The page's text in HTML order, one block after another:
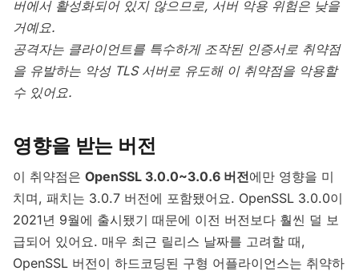
버에서 활성화되어 있지 않으므로, 서버 악용 위험은 낮을
거예요.
공격자는 클라이언트를 특수하게 조작된 인증서로 취약점
을 유발하는 악성 TLS 서버로 유도해 이 취약점을 악용할
수 있어요.
영향을 받는 버전
이 취약점은 OpenSSL 3.0.0~3.0.6 버전에만 영향을 미
치며, 패치는 3.0.7 버전에 포함됐어요. OpenSSL 3.0.0이
2021년 9월에 출시됐기 때문에 이전 버전보다 훨씬 덜 보
급되어 있어요. 매우 최근 릴리스 날짜를 고려할 때,
OpenSSL 버전이 하드코딩된 구형 어플라이언스는 취약하